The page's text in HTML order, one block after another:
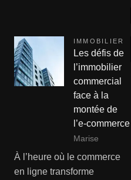
IMMOBILIER
Les défis de
l’immobilier
commercial
face à la
montée de
l’e-commerce
Marise
À l’heure où le commerce
en ligne transforme